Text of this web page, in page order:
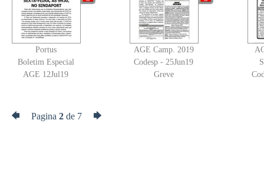
Portus
Boletim Especial
AGE 12Jul19
AGE Camp. 2019
Codesp - 25Jun19
Greve
Pagina 2 de 7